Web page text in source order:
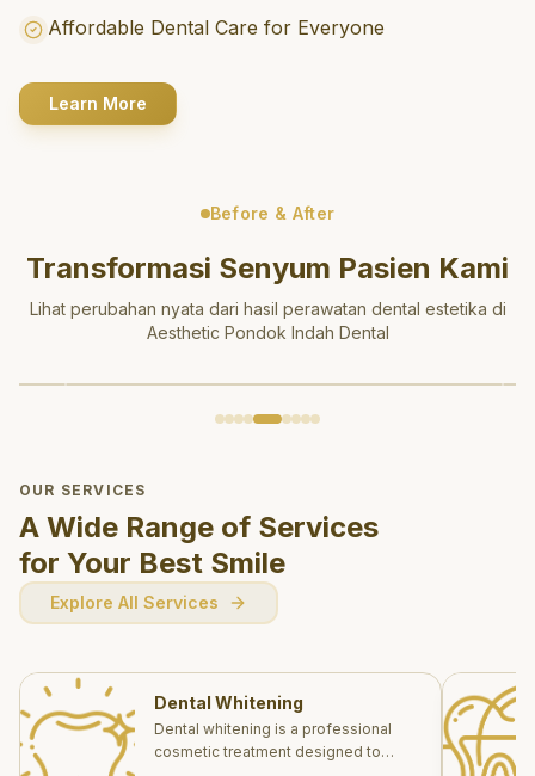
Affordable Dental Care for Everyone
Learn More
Before & After
Transformasi Senyum Pasien Kami
Lihat perubahan nyata dari hasil perawatan dental estetika di
Aesthetic Pondok Indah Dental
OUR SERVICES
A Wide Range of Services
for Your Best Smile
Explore All Services
Dental Whitening
Dental whitening is a professional
cosmetic treatment designed to